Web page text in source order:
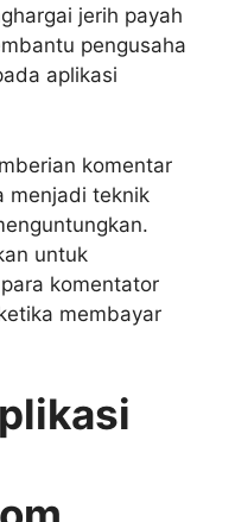
jerih payah
pengusaha
aplikasi
komentar
menjadi teknik
untuk
komentator
membayar